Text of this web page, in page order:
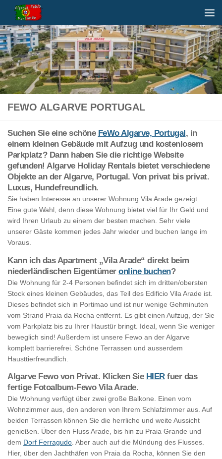
Unter dem Inhalt
FEWO ALGARVE PORTUGAL
Suchen Sie eine schöne FeWo Algarve, Portugal , in
einem kleinen Gebäude mit Aufzug und kostenlosem
Parkplatz? Dann haben Sie die richtige Website
gefunden! Algarve Holiday Rentals bietet verschiedene
Objekte an der Algarve, Portugal. Von privat bis privat.
Luxus, Hundefreundlich.
Sie haben Interesse an unserer Wohnung Vila Arade gezeigt.
Eine gute Wahl, denn diese Wohnung bietet viel für Ihr Geld und
wird Ihren Urlaub zu einem der besten machen. Sehr viele
unserer Gäste kommen jedes Jahr wieder und buchen lange im
Voraus.
Kann ich das Apartment „Vila Arade“ direkt beim
niederländischen Eigentümer online buchen?
Die Wohnung für 2-4 Personen befindet sich im dritten/obersten
Stock eines kleinen Gebäudes, das Teil des Edificio Vila Arade ist.
Dieses befindet sich in Portimao und ist nur wenige Gehminuten
vom Strand Praia da Rocha entfernt. Es gibt einen Aufzug, der Sie
vom Parkplatz bis zu Ihrer Haustür bringt. Ideal, wenn Sie weniger
beweglich sind! Außerdem ist unsere Fewo an der Algarve
komplett barrierefrei. Schöne Terrassen und ausserdem
Hausttierfreundlich.
Algarve Fewo von Privat. Klicken Sie HIERfuer das
fertige Fotoalbum-Fewo Vila Arade.
Die Wohnung verfügt über zwei große Balkone. Einen vom
Wohnzimmer aus, den anderen von Ihrem Schlafzimmer aus. Auf
beiden Terrassen können Sie die herrliche und weite Aussicht
genießen. Über den Fluss Arade, bis hin zu Praia Grande und
dem Dorf Ferragudo . Aber auch auf die Mündung des Flusses.
Hier, über den Jachthäfen von Praia da Rocha, können Sie den